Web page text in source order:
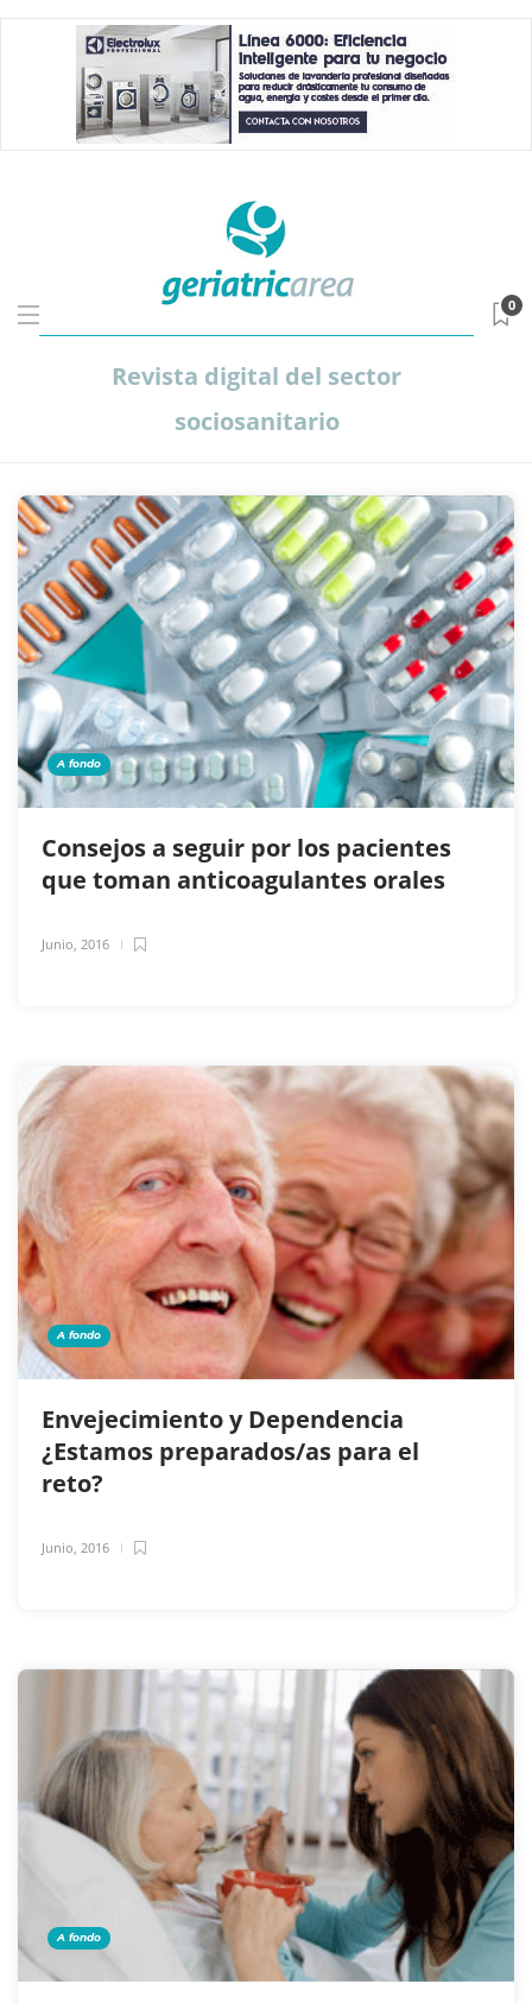
Revista digital del sector
sociosanitario
0
A fondo
Consejos a seguir por los pacientes
que toman anticoagulantes orales
Junio, 2016
A fondo
Envejecimiento y Dependencia
¿Estamos preparados/as para el
reto?
Junio, 2016
A fondo